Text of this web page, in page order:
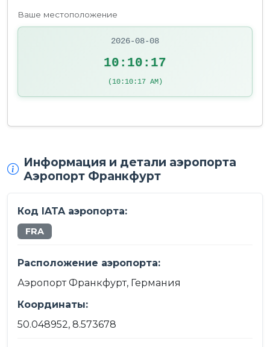
Ваше местоположение
2026-08-08
10:10:17
(10:10:17 AM)
Информация и детали аэропорта
Аэропорт Франкфурт
Код IATA аэропорта:
FRA
Расположение аэропорта:
Аэропорт Франкфурт, Германия
Координаты:
50.048952, 8.573678